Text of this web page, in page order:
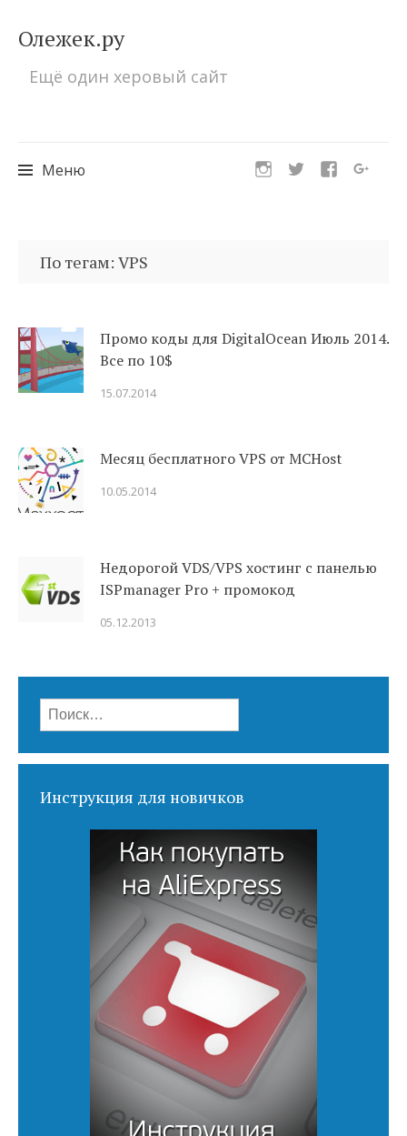
Олежек.ру
Ещё один херовый сайт
Меню
кПо тегам: VPS
Промо коды для DigitalOcean Июль 2014.
Все по 10$
15.07.2014
Месяц бесплатного VPS от MCHost
10.05.2014
Недорогой VDS/VPS хостинг с панелью
ISPmanager Pro + промокод
05.12.2013
Найти:
Инструкция для новичков